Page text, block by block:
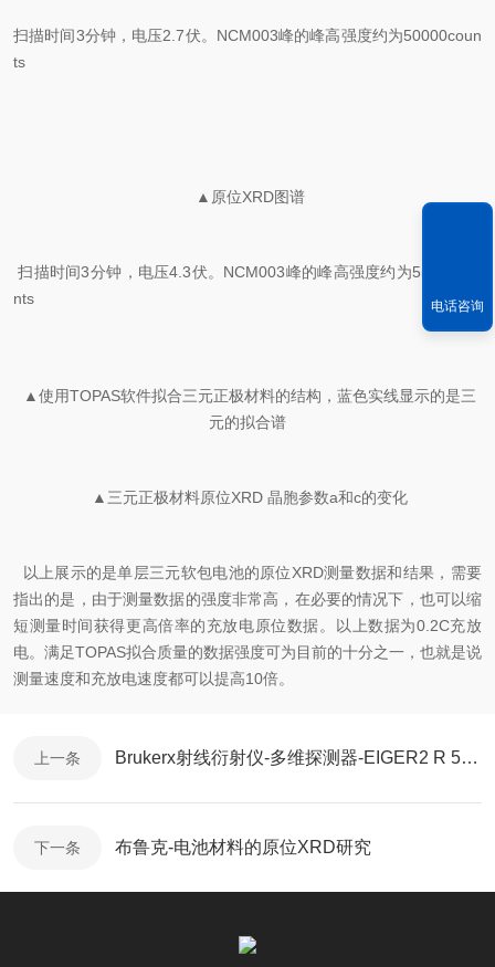
扫描时间3分钟，电压2.7伏。NCM003峰的峰高强度约为50000coun
ts
▲原位XRD图谱
扫描时间3分钟，电压4.3伏。NCM003峰的峰高强度约为55000cou
nts
▲使用TOPAS软件拟合三元正极材料的结构，蓝色实线显示的是三
元的拟合谱
▲三元正极材料原位XRD 晶胞参数a和c的变化
以上展示的是单层三元软包电池的原位XRD测量数据和结果，需要
指出的是，由于测量数据的强度非常高，在必要的情况下，也可以缩
短测量时间获得更高倍率的充放电原位数据。以上数据为0.2C充放
电。满足TOPAS拟合质量的数据强度可为目前的十分之一，也就是说
测量速度和充放电速度都可以提高10倍。
上一条 Brukerx射线衍射仪-多维探测器-EIGER2 R 500K
下一条 布鲁克-电池材料的原位XRD研究
电话咨询